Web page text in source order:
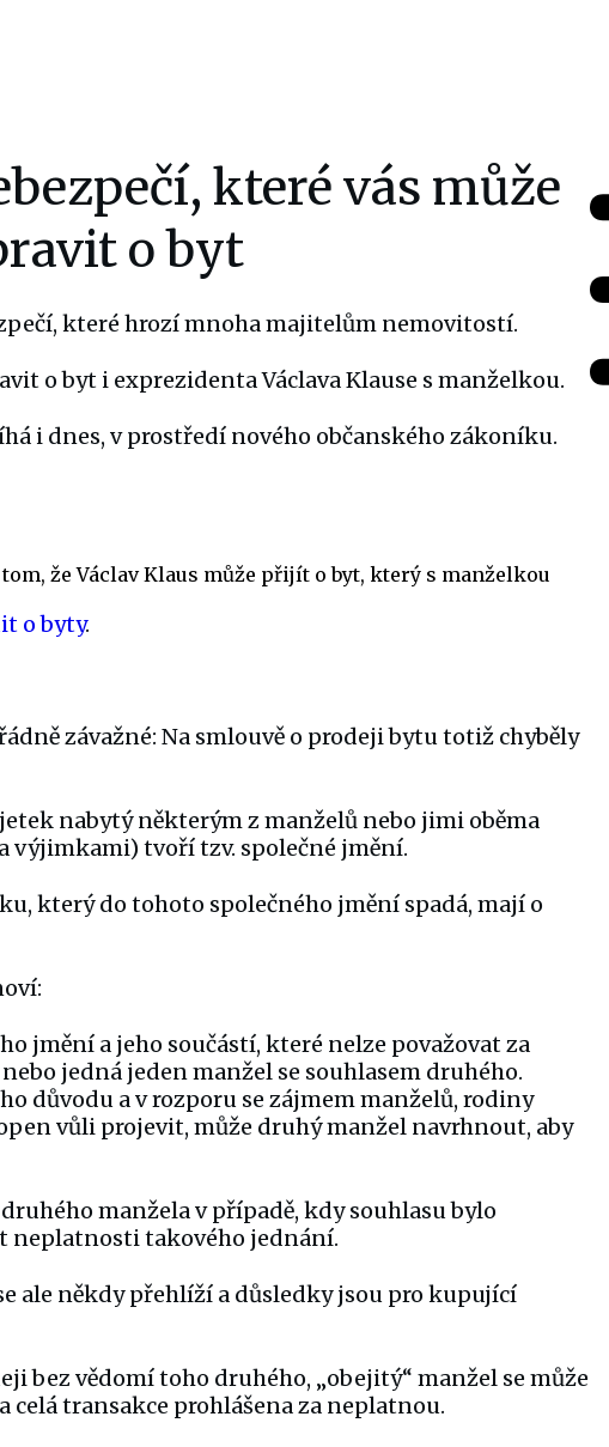
které vás může
o byt
které hrozí mnoha majitelům nemovitostí.
o byt i exprezidenta Václava Klause s manželkou.
i dnes, v prostředí nového občanského zákoníku.
že Václav Klaus může přijít o byt, který s manželkou
o byty.
závažné: Na smlouvě o prodeji bytu totiž chyběly
nabytý některým z manželů nebo jimi oběma
výjimkami) tvoří tzv. společné jmění.
který do tohoto společného jmění spadá, mají o
jmění a jeho součástí, které nelze považovat za
jedná jeden manžel se souhlasem druhého.
důvodu a v rozporu se zájmem manželů, rodiny
vůli projevit, může druhý manžel navrhnout, aby
manžela v případě, kdy souhlasu bylo
neplatnosti takového jednání.
ale někdy přehlíží a důsledky jsou pro kupující
bez vědomí toho druhého, „obejitý“ manžel se může
celá transakce prohlášena za neplatnou.